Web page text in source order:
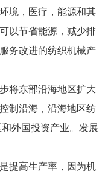
境，医疗，能源和其
以节省能源，减少排
务改进的纺织机械产
将东部沿海地区扩大
制沿海，沿海地区纺
外国投资产业。发展
提高生产率，因为机